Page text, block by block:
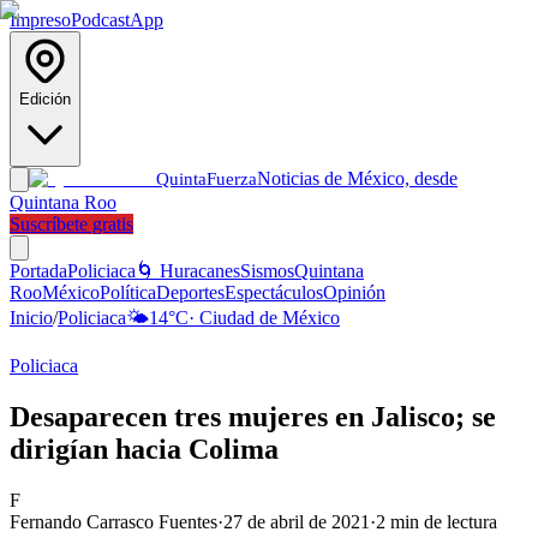
ImpresoPodcastApp
Edición
QuintaFuerzaNoticias de México, desde
Quintana Roo
Suscríbete gratis
PortadaPoliciaca 🌀 HuracanesSismosQuintana
RooMéxicoPolíticaDeportesEspectáculosOpinión
Inicio/Policiaca🌤️14°C· Ciudad de México
Policiaca
Desaparecen tres mujeres en Jalisco; se
dirigían hacia Colima
F
Fernando Carrasco Fuentes·27 de abril de 2021 ·2 min de lectura